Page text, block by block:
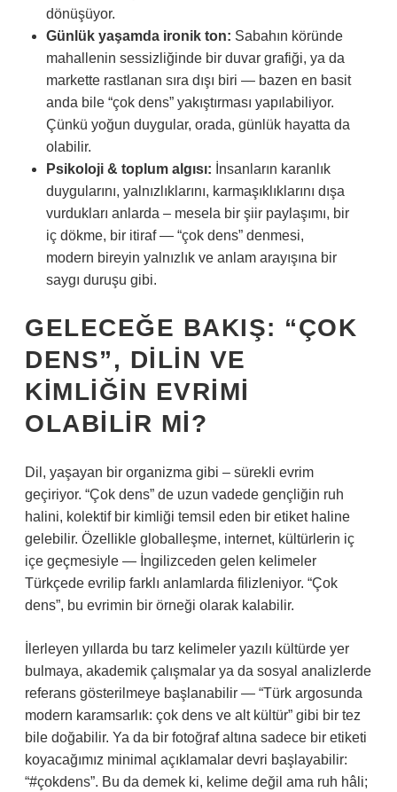
dönüşüyor.
Günlük yaşamda ironik ton: Sabahın köründe
mahallenin sessizliğinde bir duvar grafiği, ya da
markette rastlanan sıra dışı biri — bazen en basit
anda bile “çok dens” yakıştırması yapılabiliyor.
Çünkü yoğun duygular, orada, günlük hayatta da
olabilir.
Psikoloji & toplum algısı: İnsanların karanlık
duygularını, yalnızlıklarını, karmaşıklıklarını dışa
vurdukları anlarda – mesela bir şiir paylaşımı, bir
iç dökme, bir itiraf — “çok dens” denmesi,
modern bireyin yalnızlık ve anlam arayışına bir
saygı duruşu gibi.
GELECEĞE BAKIŞ: “ÇOK
DENS”, DILIN VE
KIMLIĞIN EVRIMI
OLABILIR MI?
Dil, yaşayan bir organizma gibi – sürekli evrim
geçiriyor. “Çok dens” de uzun vadede gençliğin ruh
halini, kolektif bir kimliği temsil eden bir etiket haline
gelebilir. Özellikle globalleşme, internet, kültürlerin iç
içe geçmesiyle — İngilizceden gelen kelimeler
Türkçede evrilip farklı anlamlarda filizleniyor. “Çok
dens”, bu evrimin bir örneği olarak kalabilir.
İlerleyen yıllarda bu tarz kelimeler yazılı kültürde yer
bulmaya, akademik çalışmalar ya da sosyal analizlerde
referans gösterilmeye başlanabilir — “Türk argosunda
modern karamsarlık: çok dens ve alt kültür” gibi bir tez
bile doğabilir. Ya da bir fotoğraf altına sadece bir etiketi
koyacağımız minimal açıklamalar devri başlayabilir:
“#çokdens”. Bu da demek ki, kelime değil ama ruh hâli;